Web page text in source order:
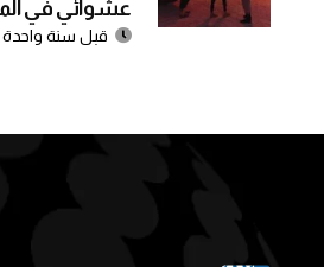
عشوائي في
قبل سنة واحدة